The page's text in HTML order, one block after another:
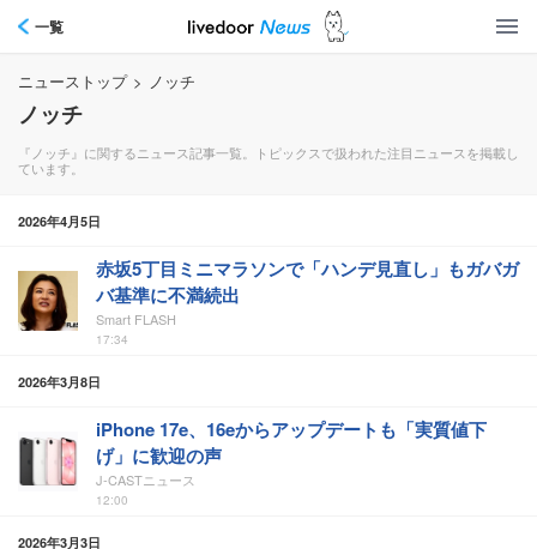
一覧
ニューストップ > ノッチ
ノッチ
『ノッチ』に関するニュース記事一覧。トピックスで扱われた注目ニュースを掲載し
ています。
2026年4月5日
赤坂5丁目ミニマラソンで「ハンデ見直し」もガバガ
バ基準に不満続出
Smart FLASH
17:34
2026年3月8日
iPhone 17e、16eからアップデートも「実質値下
げ」に歓迎の声
J-CASTニュース
12:00
2026年3月3日